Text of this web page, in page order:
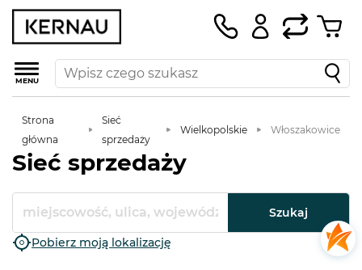
MENU
Strona
główna
Sieć
sprzedaży
Wielkopolskie Włoszakowice
Sieć sprzedaży
Szukaj
Pobierz moją lokalizację